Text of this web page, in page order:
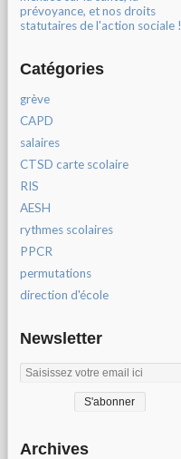
prévoyance, et nos droits
statutaires de l'action sociale !
Catégories
grève
CAPD
salaires
CTSD carte scolaire
RIS
AESH
rythmes scolaires
PPCR
permutations
direction d'école
Newsletter
Archives